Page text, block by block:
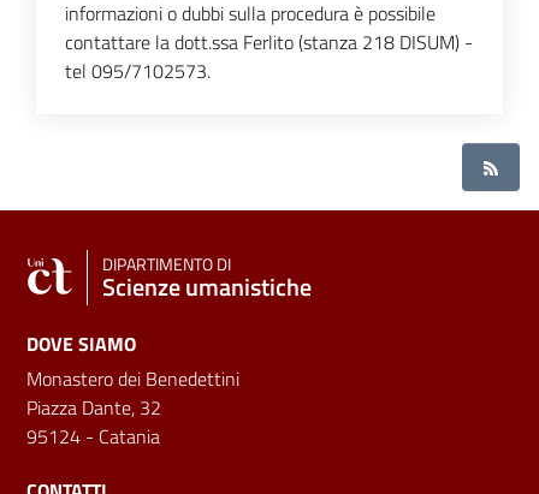
informazioni o dubbi sulla procedura è possibile
contattare la dott.ssa Ferlito (stanza 218 DISUM) -
tel 095/7102573.
DIPARTIMENTO DI
Scienze umanistiche
DOVE SIAMO
Monastero dei Benedettini
Piazza Dante, 32
95124 - Catania